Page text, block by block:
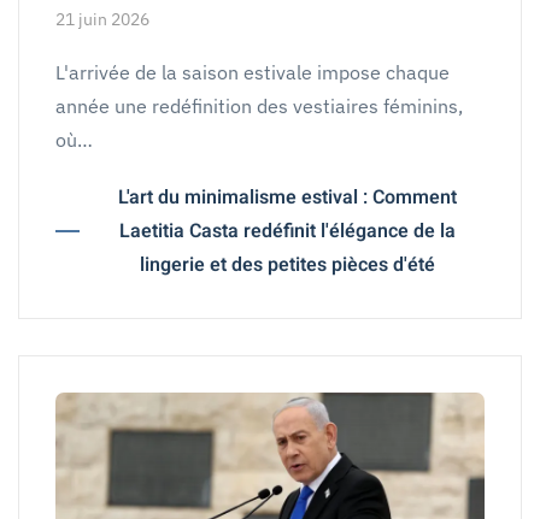
21 juin 2026
L'arrivée de la saison estivale impose chaque
année une redéfinition des vestiaires féminins,
où…
L'art du minimalisme estival : Comment
Laetitia Casta redéfinit l'élégance de la
lingerie et des petites pièces d'été